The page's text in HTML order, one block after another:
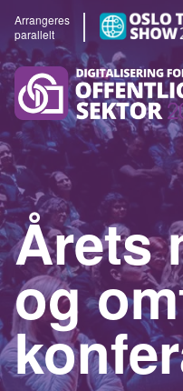
Arrangeres
parallelt
Årets
og